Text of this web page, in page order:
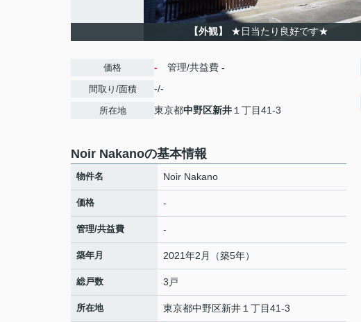
【外観】 ★日当たり良好です★
価格 - 管理/共益費 -
間取り/面積 -/-
所在地 東京都中野区新井 １丁目41-3
Noir Nakanoの基本情報
物件名 Noir Nakano
価格 -
管理/共益費 -
築年月 2021年2月（築5年）
総戸数 3戸
所在地 東京都中野区新井 １丁目41-3